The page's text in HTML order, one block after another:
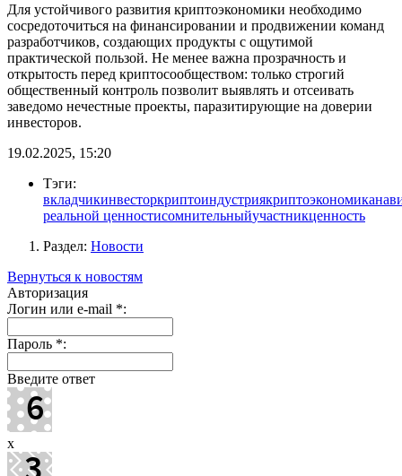
Для устойчивого развития криптоэкономики необходимо
сосредоточиться на финансировании и продвижении команд
разработчиков, создающих продукты с ощутимой
практической пользой. Не менее важна прозрачность и
открытость перед криптосообществом: только строгий
общественный контроль позволит выявлять и отсеивать
заведомо нечестные проекты, паразитирующие на доверии
инвесторов.
19.02.2025, 15:20
Тэги:
вкладчикинвесторкриптоиндустриякриптоэкономика
реальной ценностисомнительныйучастникценность
Раздел: Новости
Вернуться к новостям
Авторизация
Логин или e-mail *:
Пароль *:
Введите ответ
x